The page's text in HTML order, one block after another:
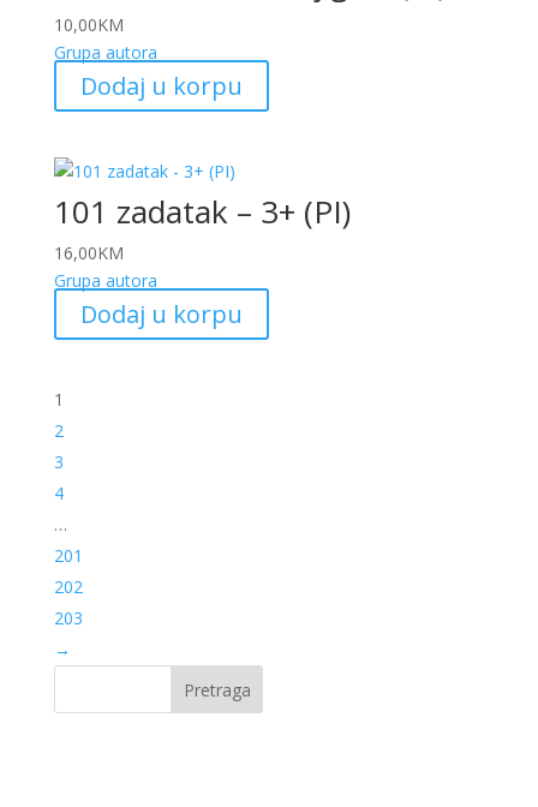
10,00KM
Grupa autora
Dodaj u korpu
101 zadatak – 3+ (PI)
16,00KM
Grupa autora
Dodaj u korpu
1
2
3
4
…
201
202
203
→
Pretraga